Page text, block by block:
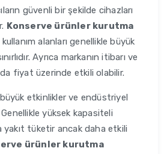
güvenli bir şekilde cihazları
Konserve ürünler kurutma
kullanım alanları genellikle büyük
Ayrıca markanın itibarı ve
da fiyat üzerinde etkili olabilir.
büyük etkinlikler ve endüstriyel
yüksek kapasiteli
tüketir ancak daha etkili
ürünler kurutma